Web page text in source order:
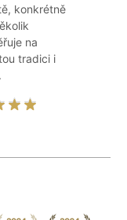
konkrétně
na
tradici i